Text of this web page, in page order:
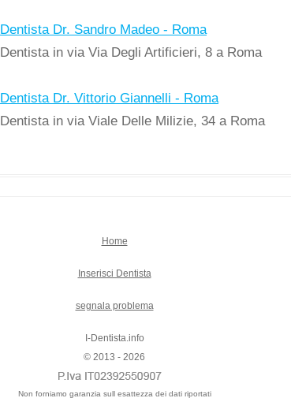
Dentista Dr. Sandro Madeo - Roma
Dentista in via Via Degli Artificieri, 8 a Roma
Dentista Dr. Vittorio Giannelli - Roma
Dentista in via Viale Delle Milizie, 34 a Roma
Home
Inserisci Dentista
segnala problema
I-Dentista.info
© 2013 - 2026
Non forniamo garanzia sull esattezza dei dati riportati